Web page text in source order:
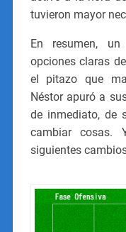
tuvieron mayor
En resumen,
opciones claras
el pitazo que
Néstor apuró a
de inmediato, de
cambiar
siguientes